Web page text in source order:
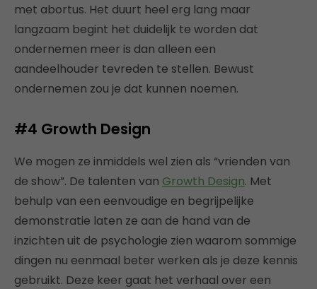
met abortus. Het duurt heel erg lang maar
langzaam begint het duidelijk te worden dat
ondernemen meer is dan alleen een
aandeelhouder tevreden te stellen. Bewust
ondernemen zou je dat kunnen noemen.
#4 Growth Design
We mogen ze inmiddels wel zien als “vrienden van
de show”. De talenten van Growth Design. Met
behulp van een eenvoudige en begrijpelijke
demonstratie laten ze aan de hand van de
inzichten uit de psychologie zien waarom sommige
dingen nu eenmaal beter werken als je deze kennis
gebruikt. Deze keer gaat het verhaal over een